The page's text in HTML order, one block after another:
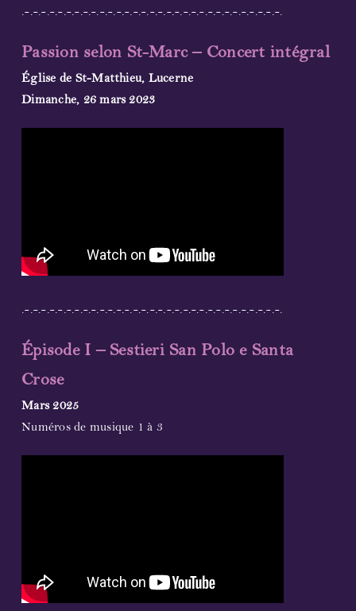
.-.-.-.-.-.-.-.-.-.-.-.-.-.-.-.-.-.-.-.-.-.-.-.-.-.-.-.-.-.-.-.
Passion selon St-Marc – Concert intégral
Église de St-Matthieu, Lucerne
Dimanche, 26 mars 2023
.-.-.-.-.-.-.-.-.-.-.-.-.-.-.-.-.-.-.-.-.-.-.-.-.-.-.-.-.-.-.-.
Épisode I – Sestieri San Polo e Santa
Crose
Mars 2025
Numéros de musique 1 à 3